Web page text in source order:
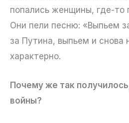
попались женщины, где-то
Они пели песню: «Выпьем
за Путина, выпьем и снова
характерно.
Почему же так
войны?